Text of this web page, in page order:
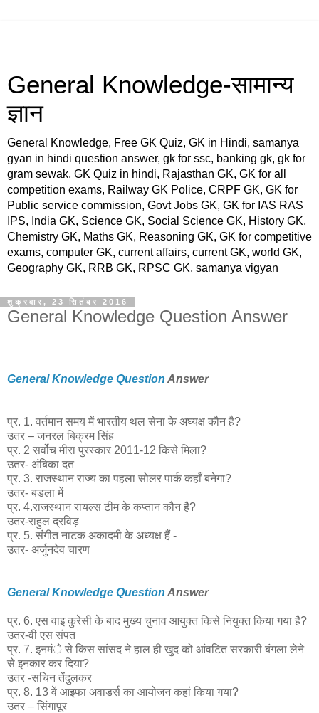
General Knowledge-सामान्य
ज्ञान
General Knowledge, Free GK Quiz, GK in Hindi, samanya
gyan in hindi question answer, gk for ssc, banking gk, gk for
gram sewak, GK Quiz in hindi, Rajasthan GK, GK for all
competition exams, Railway GK Police, CRPF GK, GK for
Public service commission, Govt Jobs GK, GK for IAS RAS
IPS, India GK, Science GK, Social Science GK, History GK,
Chemistry GK, Maths GK, Reasoning GK, GK for competitive
exams, computer GK, current affairs, current GK, world GK,
Geography GK, RRB GK, RPSC GK, samanya vigyan
शुक्रवार, 23 सितंबर 2016
General Knowledge Question Answer
General Knowledge Question Answer
प्र. 1. वर्तमान समय में भारतीय थल सेना के अघ्यक्ष कौन है?
उतर – जनरल बिक्रम सिंह
प्र. 2 सर्वोच मीरा पुरस्कार 2011-12 किसे मिला?
उतर- अंबिका दत
प्र. 3. राजस्थान राज्य का पहला सोलर पार्क कहाँ बनेगा?
उतर- बडला में
प्र. 4.राजस्थान रायल्स टीम के कप्तान कौन है?
उतर-राहुल द्रविड़
प्र. 5. संगीत नाटक अकादमी के अध्यक्ष हैं -
उतर- अर्जुनदेव चारण
General Knowledge Question Answer
प्र. 6. एस वाइ कुरेसी के बाद मुख्य चुनाव आयुक्त किसे नियुक्त किया गया है?
उतर-वी एस संपत
प्र. 7. इनमंे से किस सांसद ने हाल ही खुद को आंवटित सरकारी बंगला लेने
से इनकार कर दिया?
उतर -सचिन तेंदुलकर
प्र. 8. 13 वें आइफा अवाडर्स का आयोजन कहां किया गया?
उतर – सिंगापूर